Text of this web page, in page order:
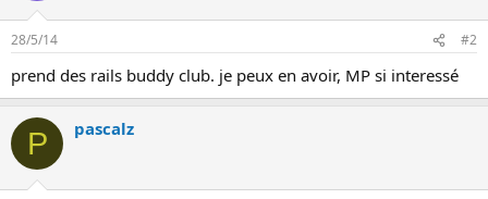
28/5/14 #2
prend des rails buddy club. je peux en avoir, MP si interessé
P pascalz